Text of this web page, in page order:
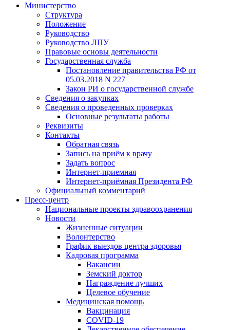
Министерство
Структура
Положение
Руководство
Руководство ЛПУ
Правовые основы деятельности
Государственная служба
Постановление правительства РФ от
05.03.2018 N 227
Закон РИ о государственной службе
Сведения о закупках
Сведения о проведенных проверках
Основные результаты работы
Реквизиты
Контакты
Обратная связь
Запись на приём к врачу
Задать вопрос
Интернет-приемная
Интернет-приёмная Президента РФ
Официальный комментарий
Пресс-центр
Национальные проекты здравоохранения
Новости
Жизненные ситуации
Волонтерство
График выездов центра здоровья
Кадровая программа
Вакансии
Земский доктор
Награждение лучших
Целевое обучение
Медицинская помощь
Вакцинация
COVID-19